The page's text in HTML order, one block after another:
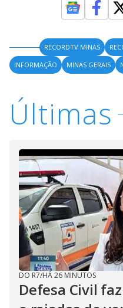
RECORDTV MINAS
INFORMAÇÃO
MINAS GERAIS
Últimas
DO R7/HÁ 26 MINUTOS
Defesa Civil